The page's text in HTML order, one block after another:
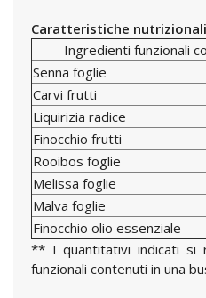
Caratteristiche nutrizionali
Ingredienti funzionali
Senna foglie
Carvi frutti
Liquirizia radice
Finocchio frutti
Rooibos foglie
Melissa foglie
Malva foglie
Finocchio olio essenziale
** I quantitativi indicati si
funzionali contenuti in una